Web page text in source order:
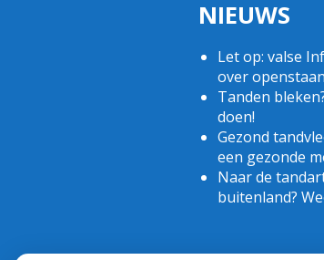
NIEUWS
Let op: valse
over
Tanden
doen!
Gezond
een gezonde
Naar de
buitenland?